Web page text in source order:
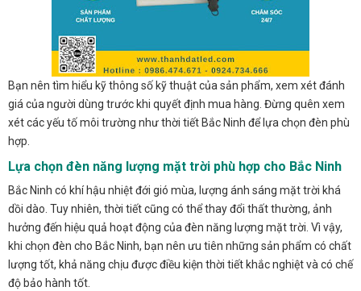
Bạn nên tìm hiểu kỹ thông số kỹ thuật của sản phẩm, xem xét đánh
giá của người dùng trước khi quyết định mua hàng. Đừng quên xem
xét các yếu tố môi trường như thời tiết Bắc Ninh để lựa chọn đèn phù
hợp.
Lựa chọn đèn năng lượng mặt trời phù hợp cho Bắc Ninh
Bắc Ninh có khí hậu nhiệt đới gió mùa, lượng ánh sáng mặt trời khá
dồi dào. Tuy nhiên, thời tiết cũng có thể thay đổi thất thường, ảnh
hưởng đến hiệu quả hoạt động của đèn năng lượng mặt trời. Vì vậy,
khi chọn đèn cho Bắc Ninh, bạn nên ưu tiên những sản phẩm có chất
lượng tốt, khả năng chịu được điều kiện thời tiết khắc nghiệt và có chế
độ bảo hành tốt.